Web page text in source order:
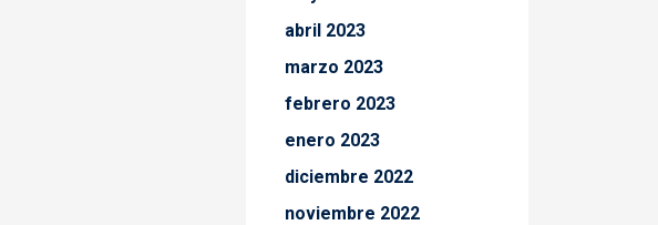
abril 2023
marzo 2023
febrero 2023
enero 2023
diciembre 2022
noviembre 2022